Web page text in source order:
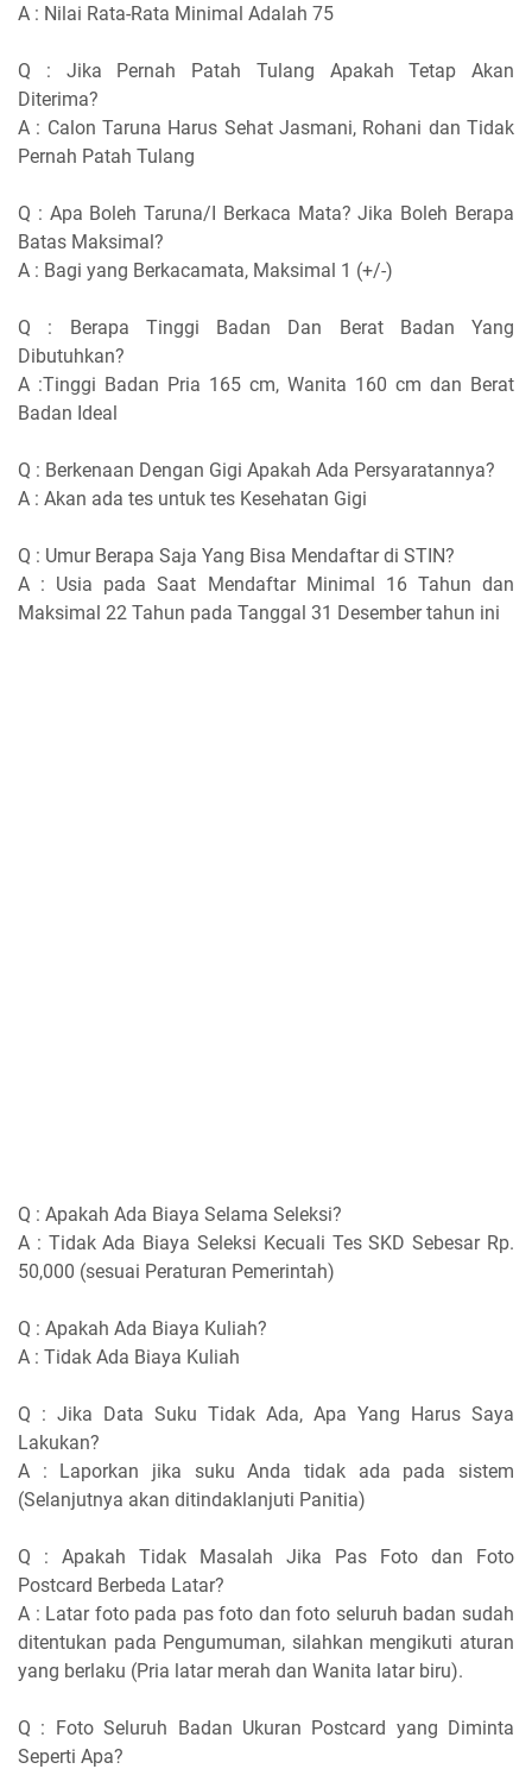
A : Nilai Rata-Rata Minimal Adalah 75
Q : Jika Pernah Patah Tulang Apakah Tetap Akan
Diterima?
A : Calon Taruna Harus Sehat Jasmani, Rohani dan Tidak
Pernah Patah Tulang
Q : Apa Boleh Taruna/I Berkaca Mata? Jika Boleh Berapa
Batas Maksimal?
A : Bagi yang Berkacamata, Maksimal 1 (+/-)
Q : Berapa Tinggi Badan Dan Berat Badan Yang
Dibutuhkan?
A :Tinggi Badan Pria 165 cm, Wanita 160 cm dan Berat
Badan Ideal
Q : Berkenaan Dengan Gigi Apakah Ada Persyaratannya?
A : Akan ada tes untuk tes Kesehatan Gigi
Q : Umur Berapa Saja Yang Bisa Mendaftar di STIN?
A : Usia pada Saat Mendaftar Minimal 16 Tahun dan
Maksimal 22 Tahun pada Tanggal 31 Desember tahun ini
Q : Apakah Ada Biaya Selama Seleksi?
A : Tidak Ada Biaya Seleksi Kecuali Tes SKD Sebesar Rp.
50,000 (sesuai Peraturan Pemerintah)
Q : Apakah Ada Biaya Kuliah?
A : Tidak Ada Biaya Kuliah
Q : Jika Data Suku Tidak Ada, Apa Yang Harus Saya
Lakukan?
A : Laporkan jika suku Anda tidak ada pada sistem
(Selanjutnya akan ditindaklanjuti Panitia)
Q : Apakah Tidak Masalah Jika Pas Foto dan Foto
Postcard Berbeda Latar?
A : Latar foto pada pas foto dan foto seluruh badan sudah
ditentukan pada Pengumuman, silahkan mengikuti aturan
yang berlaku (Pria latar merah dan Wanita latar biru).
Q : Foto Seluruh Badan Ukuran Postcard yang Diminta
Seperti Apa?